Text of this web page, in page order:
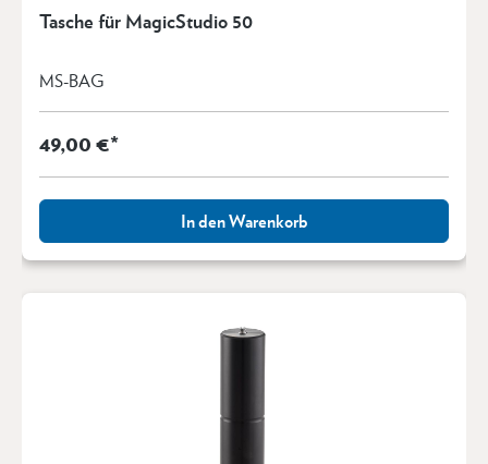
Tasche für MagicStudio 50
MS-BAG
49,00 €*
In den Warenkorb